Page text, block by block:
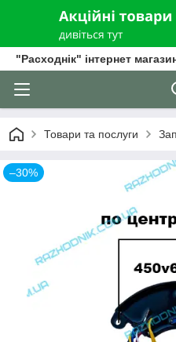
"Расходнік" інтернет
Товари та послуги
–30%